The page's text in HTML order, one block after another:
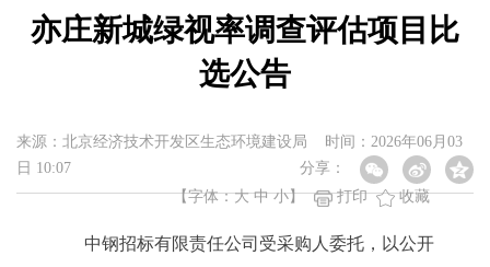
亦庄新城绿视率调查评估项目比
选公告
来源：北京经济技术开发区生态环境建设局 时间：2026年06月03
日 10:07
分享：
【字体：大 中 小】 打印 收藏
中钢招标有限责任公司受采购人委托，以公开